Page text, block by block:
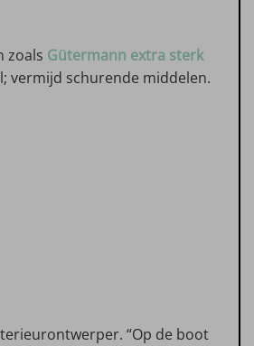
zoals Gütermann extra sterk
vermijd schurende middelen.
“Op de boot